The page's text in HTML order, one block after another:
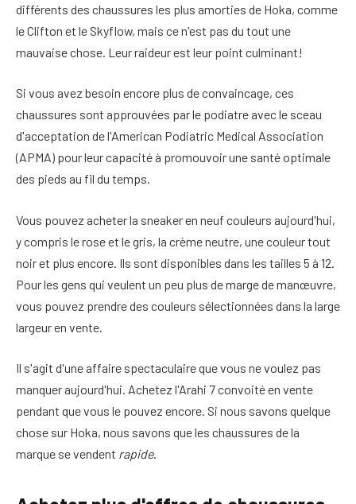
différents des chaussures les plus amorties de Hoka, comme
le Clifton et le Skyflow, mais ce n'est pas du tout une
mauvaise chose. Leur raideur est leur point culminant!
Si vous avez besoin encore plus de convaincage, ces
chaussures sont approuvées par le podiatre avec le sceau
d'acceptation de l'American Podiatric Medical Association
(APMA) pour leur capacité à promouvoir une santé optimale
des pieds au fil du temps.
Vous pouvez acheter la sneaker en neuf couleurs aujourd'hui,
y compris le rose et le gris, la crème neutre, une couleur tout
noir et plus encore. Ils sont disponibles dans les tailles 5 à 12.
Pour les gens qui veulent un peu plus de marge de manœuvre,
vous pouvez prendre des couleurs sélectionnées dans la large
largeur en vente.
Il s'agit d'une affaire spectaculaire que vous ne voulez pas
manquer aujourd'hui. Achetez l'Arahi 7 convoité en vente
pendant que vous le pouvez encore. Si nous savons quelque
chose sur Hoka, nous savons que les chaussures de la
marque se vendent rapide.